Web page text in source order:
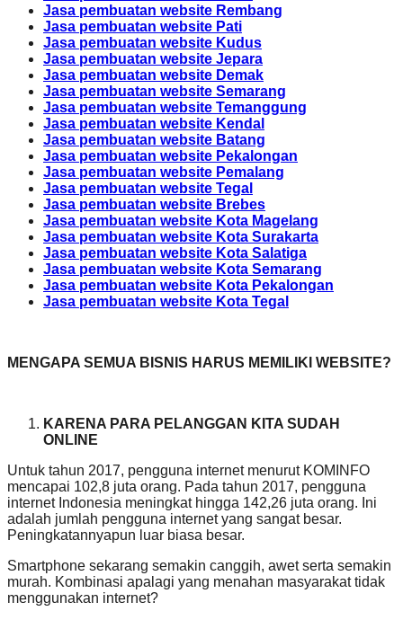
Jasa pembuatan website Rembang
Jasa pembuatan website Pati
Jasa pembuatan website Kudus
Jasa pembuatan website Jepara
Jasa pembuatan website Demak
Jasa pembuatan website Semarang
Jasa pembuatan website Temanggung
Jasa pembuatan website Kendal
Jasa pembuatan website Batang
Jasa pembuatan website Pekalongan
Jasa pembuatan website Pemalang
Jasa pembuatan website Tegal
Jasa pembuatan website Brebes
Jasa pembuatan website Kota Magelang
Jasa pembuatan website Kota Surakarta
Jasa pembuatan website Kota Salatiga
Jasa pembuatan website Kota Semarang
Jasa pembuatan website Kota Pekalongan
Jasa pembuatan website Kota Tegal
MENGAPA SEMUA BISNIS HARUS MEMILIKI WEBSITE?
KARENA PARA PELANGGAN KITA SUDAH
ONLINE
Untuk tahun 2017, pengguna internet menurut KOMINFO
mencapai 102,8 juta orang. Pada tahun 2017, pengguna
internet Indonesia meningkat hingga 142,26 juta orang. Ini
adalah jumlah pengguna internet yang sangat besar.
Peningkatannyapun luar biasa besar.
Smartphone sekarang semakin canggih, awet serta semakin
murah. Kombinasi apalagi yang menahan masyarakat tidak
menggunakan internet?